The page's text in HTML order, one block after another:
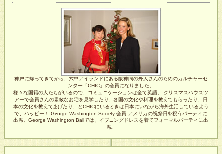
神戸に帰ってきてから、六甲アイランドにある阪神間の外人さんのためのカルチャーセ
ンター「CHIC」の会員になりました。
様々な国籍の人たちがいるので、コミュニケーションは全て英語。 クリスマスハウスツ
アーで会員さんの素敵なお宅を見学したり、各国の文化や料理を教えてもらったり、日
本の文化を教えてあげたり、とCHICにいるときは日本にいながら海外生活しているよう
で、ハッピー！ George Washington Society 会員:アメリカの祝祭日を祝うパーティに
出席。George Washington Ballでは、イブニングドレスを着てフォーマルパーティに出
席。